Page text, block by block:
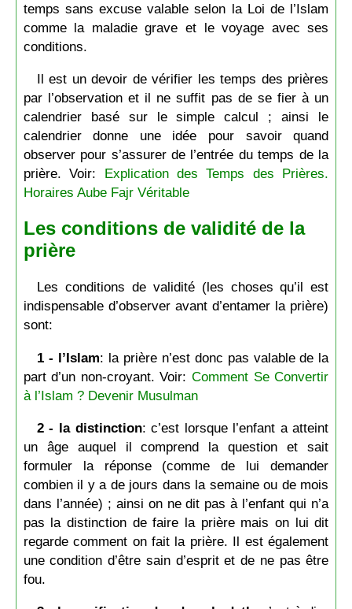
temps sans excuse valable selon la Loi de l’Islam
comme la maladie grave et le voyage avec ses
conditions.
Il est un devoir de vérifier les temps des prières
par l’observation et il ne suffit pas de se fier à un
calendrier basé sur le simple calcul ; ainsi le
calendrier donne une idée pour savoir quand
observer pour s’assurer de l’entrée du temps de la
prière. Voir: Explication des Temps des Prières.
Horaires Aube Fajr Véritable
Les conditions de validité de la
prière
Les conditions de validité (les choses qu’il est
indispensable d’observer avant d’entamer la prière)
sont:
1 - l’Islam: la prière n’est donc pas valable de la
part d’un non-croyant. Voir:Comment Se Convertir
à l’Islam ? Devenir Musulman
2 - la distinction: c’est lorsque l’enfant a atteint
un âge auquel il comprend la question et sait
formuler la réponse (comme de lui demander
combien il y a de jours dans la semaine ou de mois
dans l’année) ; ainsi on ne dit pas à l’enfant qui n’a
pas la distinction de faire la prière mais on lui dit
regarde comment on fait la prière. Il est également
une condition d’être sain d’esprit et de ne pas être
fou.